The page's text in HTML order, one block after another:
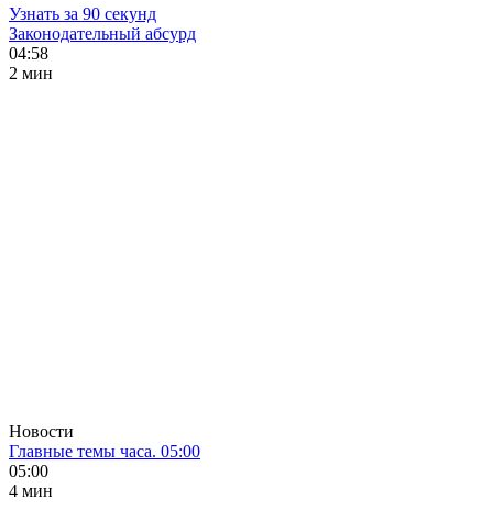
Узнать за 90 секунд
Законодательный абсурд
04:58
2 мин
Новости
Главные темы часа. 05:00
05:00
4 мин